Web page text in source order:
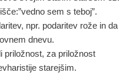
sem s teboj”.
npr. podaritev rože in da
dnevu.
priložnost, za priložnost
starejšim.